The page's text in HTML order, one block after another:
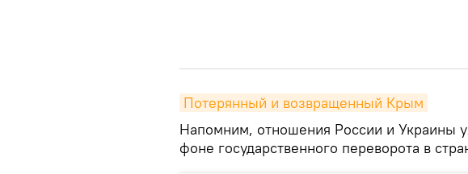
Потерянный и возвращенный Крым
Напомним, отношения России и Украины
фоне государственного переворота в